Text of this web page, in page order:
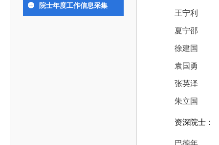
院士年度工作信息采集
王宁利
夏宁邵
徐建国
袁国勇
张英泽
朱立国
资深院士：
巴德年